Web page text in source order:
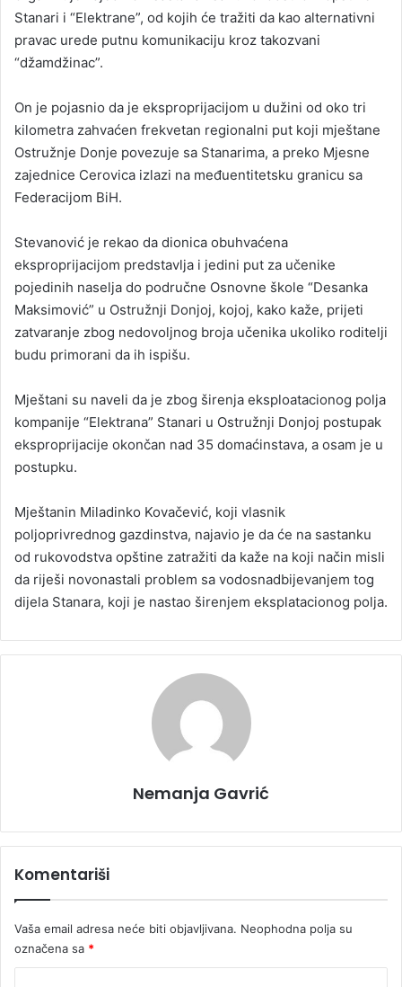
Stanari i “Elektrane”, od kojih će tražiti da kao alternativni
pravac urede putnu komunikaciju kroz takozvani
“džamdžinac”.
On je pojasnio da je eksproprijacijom u dužini od oko tri
kilometra zahvaćen frekvetan regionalni put koji mještane
Ostružnje Donje povezuje sa Stanarima, a preko Mjesne
zajednice Cerovica izlazi na međuentitetsku granicu sa
Federacijom BiH.
Stevanović je rekao da dionica obuhvaćena
eksproprijacijom predstavlja i jedini put za učenike
pojedinih naselja do područne Osnovne škole “Desanka
Maksimović” u Ostružnji Donjoj, kojoj, kako kaže, prijeti
zatvaranje zbog nedovoljnog broja učenika ukoliko roditelji
budu primorani da ih ispišu.
Mještani su naveli da je zbog širenja eksploatacionog polja
kompanije “Elektrana” Stanari u Ostružnji Donjoj postupak
eksproprijacije okončan nad 35 domaćinstava, a osam je u
postupku.
Mještanin Miladinko Kovačević, koji vlasnik
poljoprivrednog gazdinstva, najavio je da će na sastanku
od rukovodstva opštine zatražiti da kaže na koji način misli
da riješi novonastali problem sa vodosnadbijevanjem tog
dijela Stanara, koji je nastao širenjem eksplatacionog polja.
Nemanja Gavrić
Komentariši
Vaša email adresa neće biti objavljivana. Neophodna polja su
označena sa *